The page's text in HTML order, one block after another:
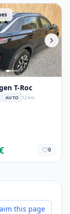
T-Roc
T-Roc
AUTO
12 km
0
this page